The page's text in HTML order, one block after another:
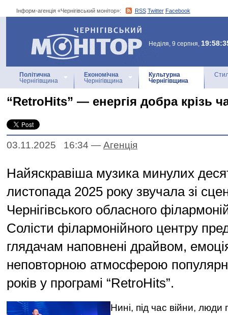
Інформ-агенція «Чернігівський монітор»: RSS Twitter Facebook
Інформ-агенція
«Чернігівський монітор»
Неділя, 9 серпня,
Політична
Чернігівщина
Економічна
Чернігівщина
Культурна
Чернігівщина
“RetroHits” — енергія добра крізь
03.11.2025 16:34 — Агенцiя
Найяскравіша музика минулих
листопада 2025 року звучала зі
Чернігівського обласного
Солісти філармонійного центру
глядачам наповнені драйвом,
неповторною атмосферою
років у програмі “RetroHits”.
Нині, під час війни,